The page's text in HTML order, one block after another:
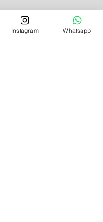
cabo de hornos
findelmundo
Instagram Whatsapp